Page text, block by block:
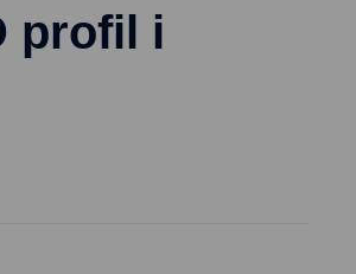
profil i